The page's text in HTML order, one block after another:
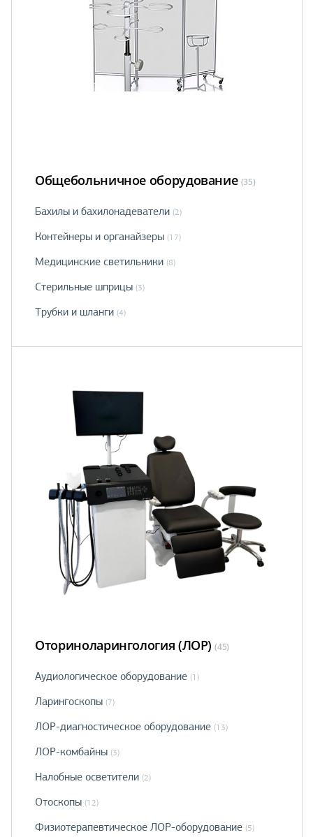
Общебольничное оборудование (35)
Бахилы и бахилонадеватели (2)
Контейнеры и органайзеры (17)
Медицинские светильники (8)
Стерильные шприцы (3)
Трубки и шланги (4)
Оториноларингология (ЛОР) (45)
Аудиологическое оборудование (1)
Ларингоскопы (7)
ЛОР-диагностическое оборудование (13)
ЛОР-комбайны (3)
Налобные осветители (2)
Отоскопы (12)
Физиотерапевтическое ЛОР-оборудование (5)